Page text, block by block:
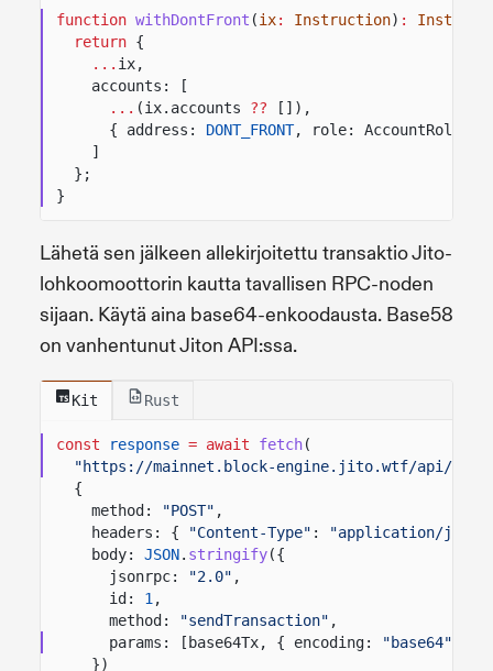
function withDontFront (ix: Instruction) :
return {
... ix,
accounts: [
... (ix.accounts ??
[]),
{ address:
DONT_FRONT, role: AccountRole.
]
};
}
Lähetä sen jälkeen allekirjoitettu transaktio Jito-
lohkoomoottorin kautta tavallisen RPC-noden
sijaan. Käytä aina base64-enkoodausta. Base58
on vanhentunut Jiton API:ssa.
Kit Rust
const response = await fetch(
"https://mainnet.block-engine.jito.wtf/api/v1/
{
method:
"POST" ,
headers: {
"Content-Type" :
"application/json"
body:
JSON. stringify({
jsonrpc:
"2.0" ,
id:
1 ,
method:
"sendTransaction" ,
params: [base64Tx, { encoding:
"base64"
})